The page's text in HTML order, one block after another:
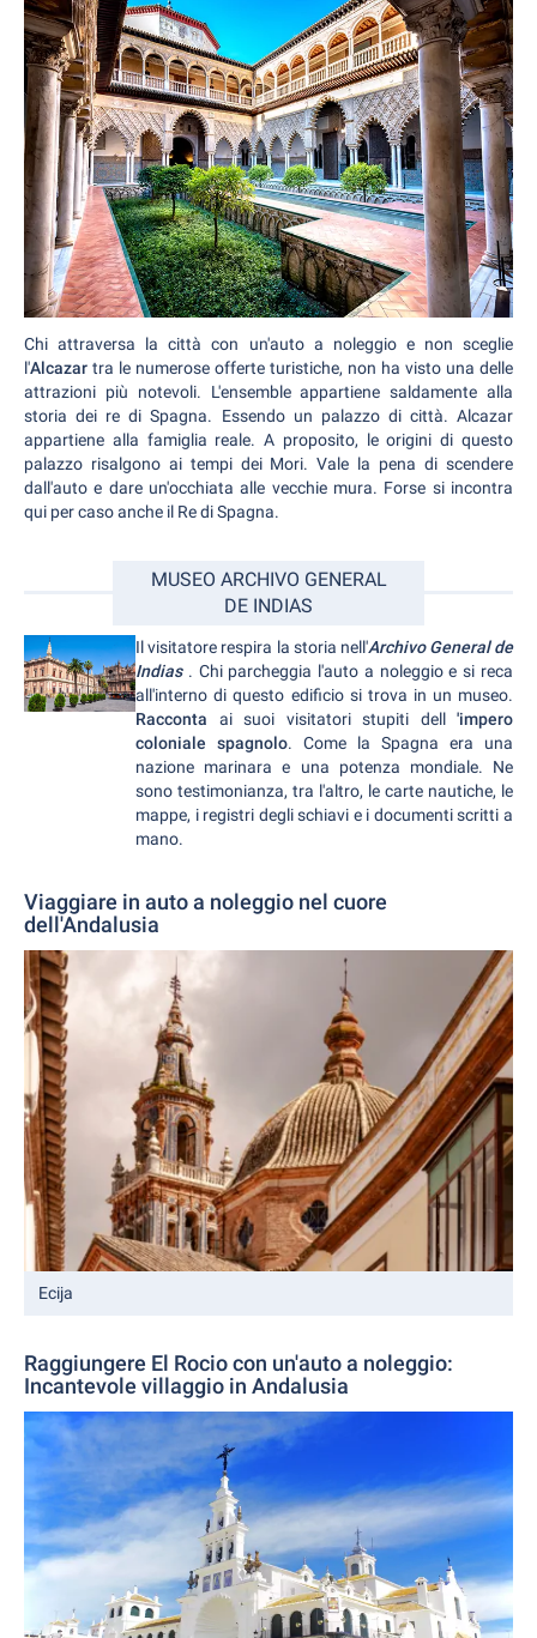
Chi attraversa la città con un'auto a noleggio e non sceglie
l'Alcazar tra le numerose offerte turistiche, non ha visto una delle
attrazioni più notevoli. L'ensemble appartiene saldamente alla
storia dei re di Spagna. Essendo un palazzo di città. Alcazar
appartiene alla famiglia reale. A proposito, le origini di questo
palazzo risalgono ai tempi dei Mori. Vale la pena di scendere
dall'auto e dare un'occhiata alle vecchie mura. Forse si incontra
qui per caso anche il Re di Spagna.
MUSEO ARCHIVO GENERAL
DE INDIAS
Il visitatore respira la storia nell'Archivo General de
Indias . Chi parcheggia l'auto a noleggio e si reca
all'interno di questo edificio si trova in un museo.
Racconta ai suoi visitatori stupiti dell'impero
coloniale spagnolo. Come la Spagna era una
nazione marinara e una potenza mondiale. Ne
sono testimonianza, tra l'altro, le carte nautiche, le
mappe, i registri degli schiavi e i documenti scritti a
mano.
Viaggiare in auto a noleggio nel cuore
dell'Andalusia
Ecija
Raggiungere El Rocio con un'auto a noleggio:
Incantevole villaggio in Andalusia